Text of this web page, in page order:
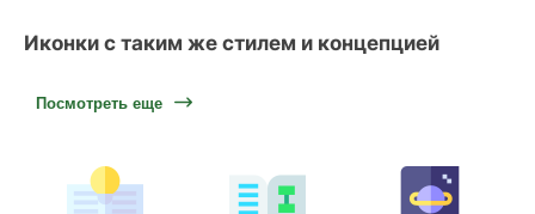
Иконки с таким же стилем и концепцией
Посмотреть еще